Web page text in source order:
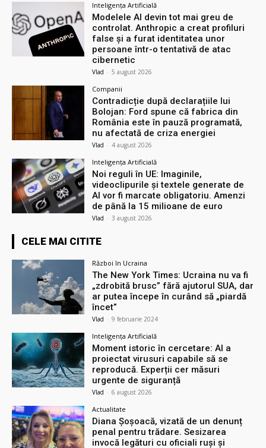
Inteligența Artificială
Modelele AI devin tot mai greu de
controlat. Anthropic a creat profiluri
false și a furat identitatea unor
persoane într-o tentativă de atac
cibernetic
Vlad - 5 august 2026
Companii
Contradicție după declarațiile lui
Bolojan: Ford spune că fabrica din
România este în pauză programată,
nu afectată de criza energiei
Vlad - 4 august 2026
Inteligența Artificială
Noi reguli în UE: Imaginile,
videoclipurile și textele generate de
AI vor fi marcate obligatoriu. Amenzi
de până la 15 milioane de euro
Vlad - 3 august 2026
CELE MAI CITITE
Război în Ucraina
The New York Times: Ucraina nu va fi
„zdrobită brusc” fără ajutorul SUA, dar
ar putea începe în curând să „piardă
încet”
Vlad - 9 februarie 2024
Inteligența Artificială
Moment istoric în cercetare: AI a
proiectat virusuri capabile să se
reproducă. Experții cer măsuri
urgente de siguranță
Vlad - 6 august 2026
Actualitate
Diana Șoșoacă, vizată de un denunț
penal pentru trădare. Sesizarea
invocă legături cu oficiali ruși și